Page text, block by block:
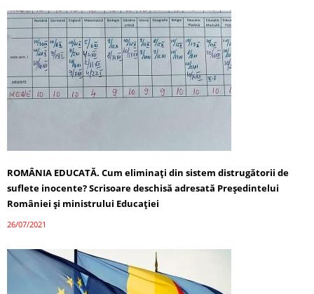
ROMÂNIA EDUCATĂ. Cum eliminați din sistem distrugătorii de
suflete inocente? Scrisoare deschisă adresată Președintelui
României și ministrului Educației
26/07/2021